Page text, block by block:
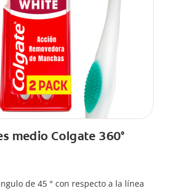
medio Colgate 360°
de 45 ° con respecto a la línea